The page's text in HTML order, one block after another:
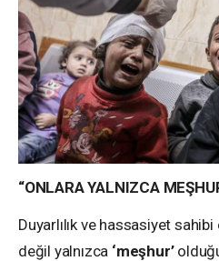
“ONLARA YALNIZCA
Duyarlılık ve hassasiyet
değil yalnızca ‘meşhur’